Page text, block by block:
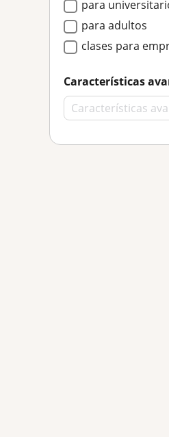
para
para adultos
clases para
Características